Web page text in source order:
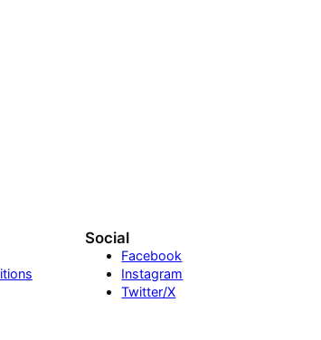
Social
Facebook
Instagram
Twitter/X